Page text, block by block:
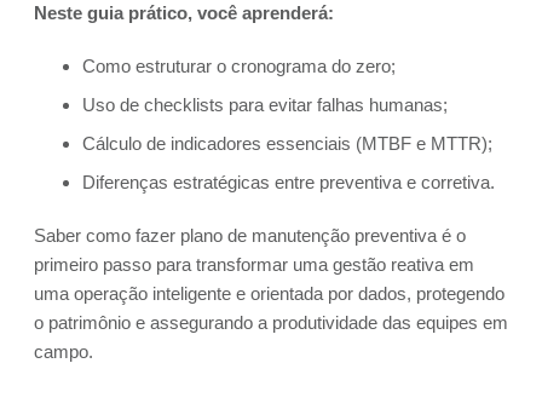
Neste guia prático, você aprenderá:
Como estruturar o cronograma do zero;
Uso de checklists para evitar falhas humanas;
Cálculo de indicadores essenciais (MTBF e MTTR);
Diferenças estratégicas entre preventiva e corretiva.
Saber como fazer plano de manutenção preventiva é o
primeiro passo para transformar uma gestão reativa em
uma operação inteligente e orientada por dados, protegendo
o patrimônio e assegurando a produtividade das equipes em
campo.